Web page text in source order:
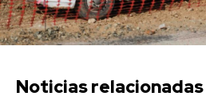
Noticias relacionadas